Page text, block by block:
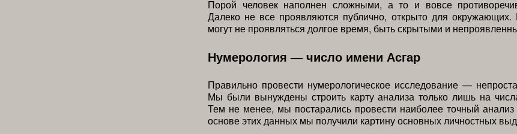
Порой человек наполнен сложными, а то и вовсе
Далеко не все проявляются публично, открыто для окружающих.
могут не проявляться долгое время, быть скрытыми и
Нумерология — число имени Асгар
Правильно провести нумерологическое исследование —
Мы были вынуждены строить карту анализа только лишь на
Тем не менее, мы постарались провести наиболее точный
основе этих данных мы получили картину основных личностных